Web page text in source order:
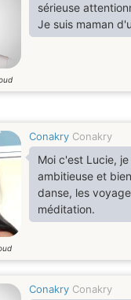
sérieuse
Je suis maman
Conakry Conakry
Moi c'est Lucie,
ambitieuse et
danse, les
méditation.
Conakry Conakry